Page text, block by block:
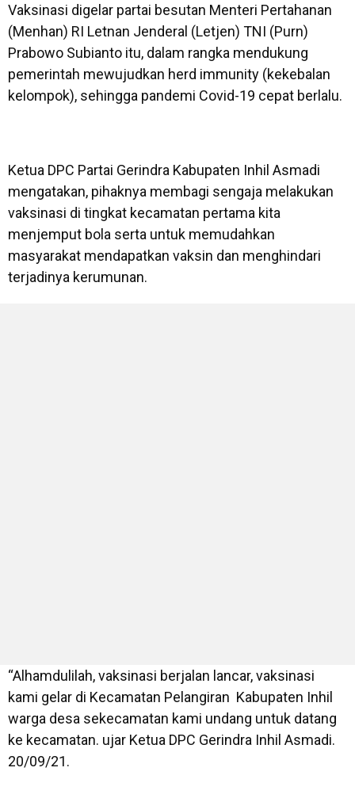
Vaksinasi digelar partai besutan Menteri Pertahanan
(Menhan) RI Letnan Jenderal (Letjen) TNI (Purn)
Prabowo Subianto itu, dalam rangka mendukung
pemerintah mewujudkan herd immunity (kekebalan
kelompok), sehingga pandemi Covid-19 cepat berlalu.
Ketua DPC Partai Gerindra Kabupaten Inhil Asmadi
mengatakan, pihaknya membagi sengaja melakukan
vaksinasi di tingkat kecamatan pertama kita
menjemput bola serta untuk memudahkan
masyarakat mendapatkan vaksin dan menghindari
terjadinya kerumunan.
“Alhamdulilah, vaksinasi berjalan lancar, vaksinasi
kami gelar di Kecamatan Pelangiran Kabupaten Inhil
warga desa sekecamatan kami undang untuk datang
ke kecamatan. ujar Ketua DPC Gerindra Inhil Asmadi.
20/09/21.